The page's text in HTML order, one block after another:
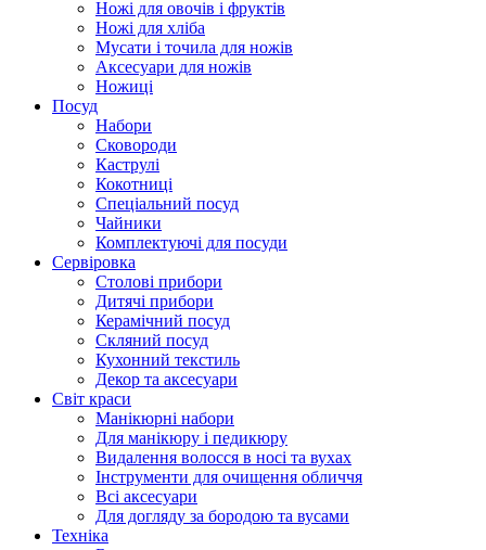
Ножі для овочів і фруктів
Ножі для хліба
Мусати і точила для ножів
Аксесуари для ножів
Ножиці
Посуд
Набори
Сковороди
Каструлі
Кокотниці
Cпеціальний посуд
Чайники
Комплектуючі для посуди
Сервіровка
Столові прибори
Дитячі прибори
Керамічний посуд
Скляний посуд
Кухонний текстиль
Декор та аксесуари
Світ краси
Манікюрні набори
Для манікюру і педикюру
Видалення волосся в носі та вухах
Інструменти для очищення обличчя
Всі аксесуари
Для догляду за бородою та вусами
Техніка